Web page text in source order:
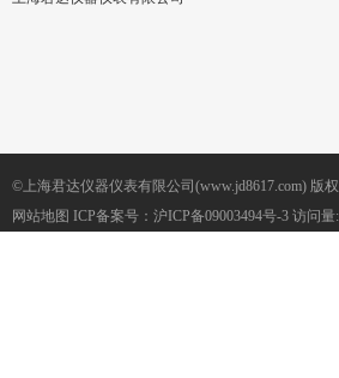
©上海君达仪器仪表有限公司(www.jd8617.com) 版
网站地图 ICP备案号： 沪ICP备09003494号-3 访问量